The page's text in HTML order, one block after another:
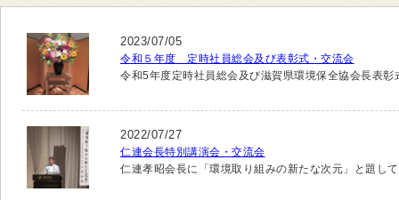
2023/07/05
令和５年度 定時社員総会及び表彰式・交流会
令和5年度定時社員総会及び滋賀県環境保全協会長表
2022/07/27
仁連会長特別講演会・交流会
仁連孝昭会長に「環境取り組みの新たな次元」と題